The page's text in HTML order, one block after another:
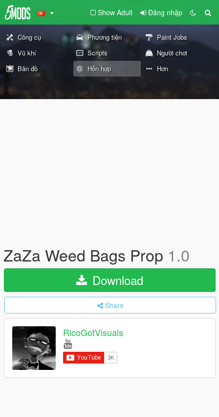
Show Adult Đăng nhập
Công cụ Phương tiện
Paint Jobs
Vũ khí
Scripts
Người chơi
Bản đồ
Hỗn hợp Hơn
ZaZa Weed Bags Prop 1.0
Download
Share
RicoGotVisuals